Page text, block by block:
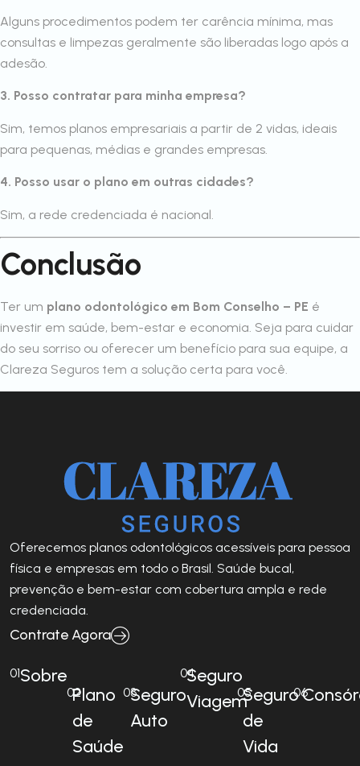
Alguns procedimentos podem ter carência mínima, mas
consultas e limpezas geralmente são liberadas logo após a
adesão.
3. Posso contratar para minha empresa?
Sim, temos planos empresariais a partir de 2 vidas, ideais
para pequenas, médias e grandes empresas.
4. Posso usar o plano em outras cidades?
Sim, a rede credenciada é nacional.
Conclusão
Ter um plano odontológico em Bom Conselho – PE é
investir em saúde, bem-estar e economia. Seja para cuidar
do seu sorriso ou oferecer um benefício para sua equipe, a
Clareza Seguros tem a solução certa para você.
Oferecemos planos odontológicos acessíveis para pessoa
física e empresas em todo o Brasil. Saúde bucal,
prevenção e bem-estar com cobertura ampla e rede
credenciada.
Contrate Agora
01Sobre
02Plano
de
Saúde
03Seguro
Auto
04Seguro
Viagem
05Seguro
de
Vida
06